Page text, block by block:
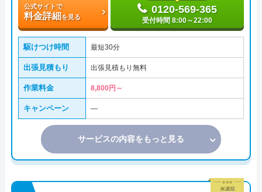
公式サイトで
料金詳細を見る
0120-569-365
受付時間 8:00～22:00
駆けつけ時間 最短30分
出張見積もり 出張見積もり無料
作業料金 8,800円～
キャンペーン ―
サービスの内容をもっと見る